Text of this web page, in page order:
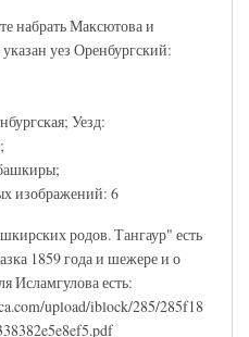
набрать Максютова и
указан уез Оренбургский:
Уезд:
изображений: 6
родов. Тангаур" есть
1859 года и шежере и о
Исламгулова есть:
upload/iblock/285/285f18